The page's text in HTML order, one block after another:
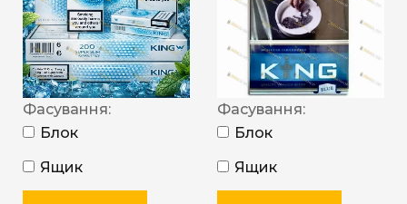
Фасування:
Блок
Ящик
Фасування:
Блок
Ящик